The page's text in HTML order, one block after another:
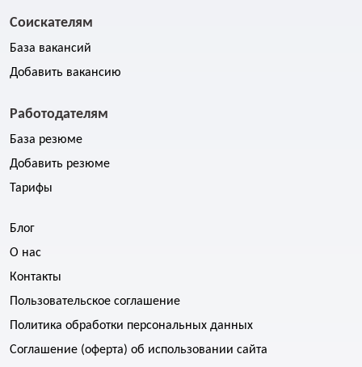
Соискателям
База вакансий
Добавить вакансию
Работодателям
База резюме
Добавить резюме
Тарифы
Блог
О нас
Контакты
Пользовательское соглашение
Политика обработки персональных данных
Соглашение (оферта) об использовании сайта